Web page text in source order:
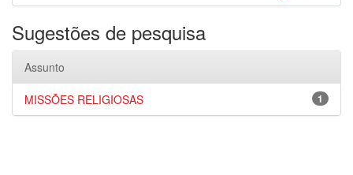
Sugestões de pesquisa
Assunto
1
MISSÕES RELIGIOSAS